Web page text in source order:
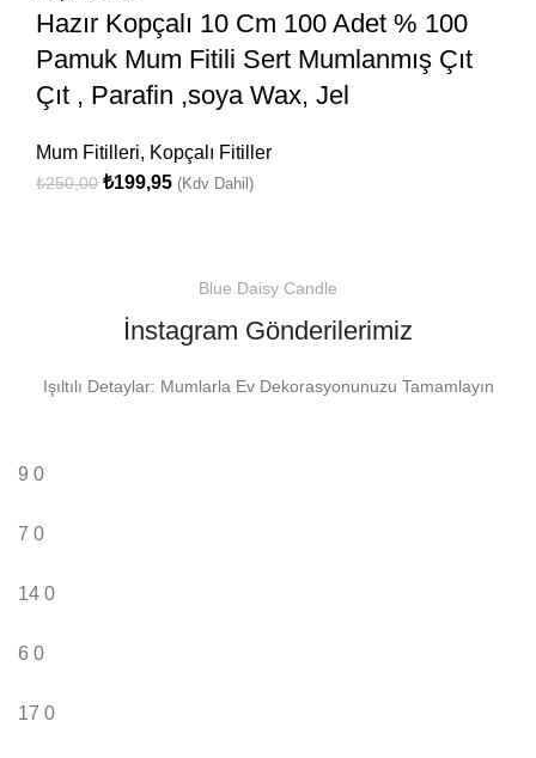
Hazır Kopçalı 10 Cm 100 Adet % 100
Pamuk Mum Fitili Sert Mumlanmış Çıt
Çıt , Parafin ,soya Wax, Jel
Mum Fitilleri, Kopçalı Fitiller
₺250,00 ₺199,95 (Kdv Dahil)
Blue Daisy Candle
İnstagram Gönderilerimiz
Işıltılı Detaylar: Mumlarla Ev Dekorasyonunuzu Tamamlayın
9 0
7 0
14 0
6 0
17 0